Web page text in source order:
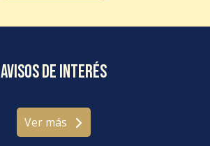
Avisos de interés
Ver más